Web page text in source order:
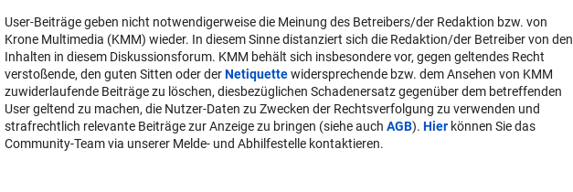
User-Beiträge geben nicht notwendigerweise die Meinung des Betreibers/der Redaktion bzw. von
Krone Multimedia (KMM) wieder. In diesem Sinne distanziert sich die Redaktion/der Betreiber von den
Inhalten in diesem Diskussionsforum. KMM behält sich insbesondere vor, gegen geltendes Recht
verstoßende, den guten Sitten oder derNetiquettewidersprechende bzw. dem Ansehen von KMM
zuwiderlaufende Beiträge zu löschen, diesbezüglichen Schadenersatz gegenüber dem betreffenden
User geltend zu machen, die Nutzer-Daten zu Zwecken der Rechtsverfolgung zu verwenden und
strafrechtlich relevante Beiträge zur Anzeige zu bringen (siehe auch AGB). Hier können Sie das
Community-Team via unserer Melde- und Abhilfestelle kontaktieren.